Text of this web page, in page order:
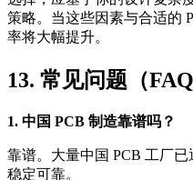
策略。当这些因素与合适的
率将大幅提升。
13. 常见问题（FAQ
1. 中国 PCB 制造靠谱吗？
靠谱。大量中国 PCB 工厂
稳定可靠。